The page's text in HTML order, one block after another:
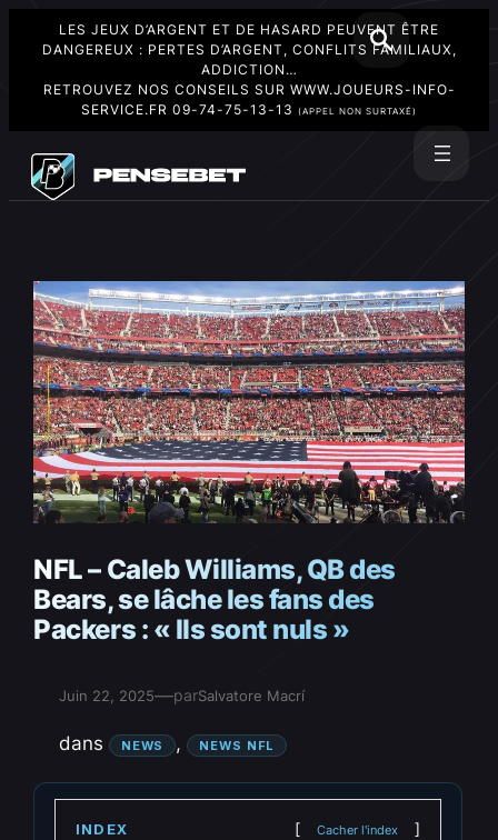
LES JEUX D’ARGENT ET DE HASARD PEUVENT ÊTRE
DANGEREUX : PERTES D’ARGENT, CONFLITS FAMILIAUX,
ADDICTION…
RETROUVEZ NOS CONSEILS SUR WWW.JOUEURS-INFO-
SERVICE.FR 09-74-75-13-13 (APPEL NON SURTAXÉ)
contenu
NFL – Caleb Williams, QB des
Bears, se lâche les fans des
Packers : « Ils sont nuls »
Juin 22, 2025—parSalvatore Macrí
dans NEWS , NEWS NFL
INDEX Cacher l'index